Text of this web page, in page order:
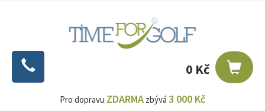
0 Kč
Pro dopravu ZDARMA zbývá 3 000 Kč